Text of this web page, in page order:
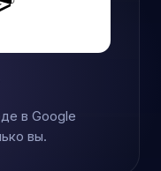
в Google
вы.